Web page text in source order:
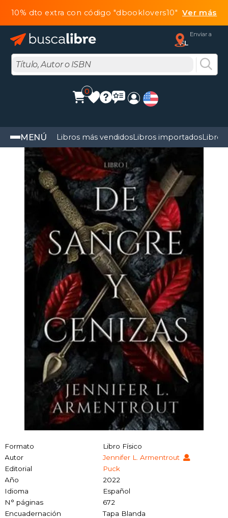
10% dto extra con código "dbooklovers10"Ver más
Enviar a
FL
0
MENÚ Libros más vendidosLibros importadosLibros
Formato
Libro Físico
Autor
Jennifer L. Armentrout
Editorial
Puck
Año
2022
Idioma
Español
N° páginas
672
Encuadernación
Tapa Blanda